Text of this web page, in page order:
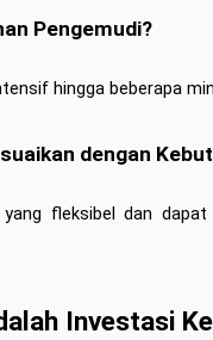
Pengemudi?
hingga beberapa
dengan
fleksibel dan
Investasi